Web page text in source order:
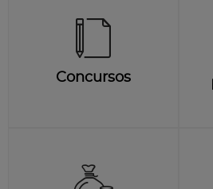
Concursos